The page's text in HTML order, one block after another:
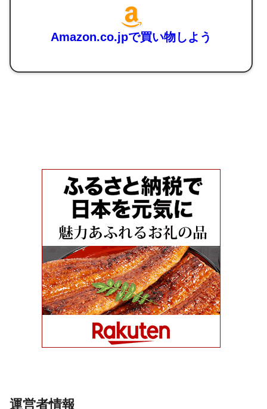
Amazon.co.jpで買い物しよう
運営者情報